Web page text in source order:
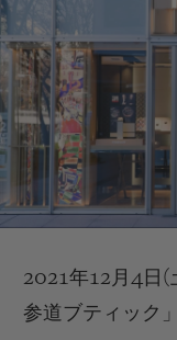
2021年12 月 4 日 (
参道ブティック」
DÉLAI DE
LIVRAISON ET
PAIEMENT